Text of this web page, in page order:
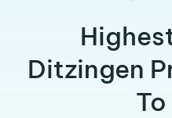
Ditzingen